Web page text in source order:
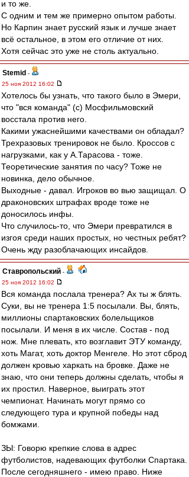
и то же.
С одним и тем же примерно опытом работы.
Но Карпин знает русский язык и лучше знает
всё остальное, в этом его отличие от них.
Хотя сейчас это уже не столь актуально.
Stemid -
25 ноя 2012 16:02
Хотелось бы узнать, что такого было в Эмери,
что "вся команда" (с) Мосфильмовский
восстала против него.
Какими ужаснейшими качествами он обладал?
Трехразовых тренировок не было. Кроссов с
нагрузками, как у А.Тарасова - тоже.
Теоретические занятия по часу? Тоже не
новинка, дело обычное.
Выходные - давал. Игроков во вью защищал. О
драконовских штрафах вроде тоже не
доносилось инфы.
Что случилось-то, что Эмери превратился в
изгоя среди наших простых, но честных ребят?
Очень жду разоблачающих инсайдов.
Ставропольский -
25 ноя 2012 16:02
Вся команда послала тренера? Ах ты ж блять.
Суки, вы не тренера 1:5 посылали. Вы, блять,
миллионы спартаковских болельщиков
посылали. И меня в их числе. Состав - под
нож. Мне плевать, кто возглавит ЭТУ команду,
хоть Магат, хоть доктор Менгеле. Но этот сброд
должен кровью харкать на бровке. Даже не
знаю, что они теперь должны сделать, чтобы я
их простил. Наверное, выиграть этот
чемпионат. Начинать могут прямо со
следующего тура и крупной победы над
бомжами.
ЗЫ: Говорю крепкие слова в адрес
футболистов, надевающих футболки Спартака.
После сегодняшнего - имею право. Ниже